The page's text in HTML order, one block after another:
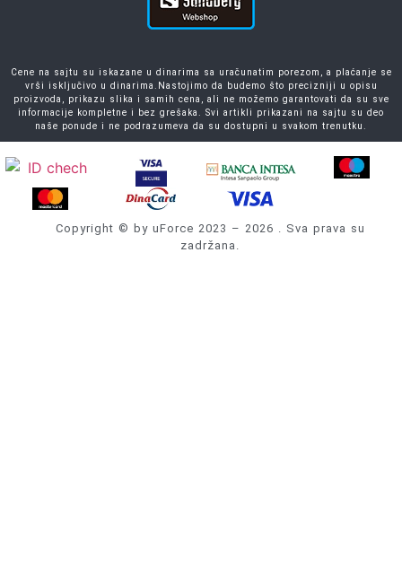
Cene na sajtu su iskazane u dinarima sa uračunatim porezom, a plaćanje se
vrši isključivo u dinarima.Nastojimo da budemo što precizniji u opisu
proizvoda, prikazu slika i samih cena, ali ne možemo garantovati da su sve
informacije kompletne i bez grešaka. Svi artikli prikazani na sajtu su deo
naše ponude i ne podrazumeva da su dostupni u svakom trenutku.
Copyright © by uForce 2023 – 2026 . Sva prava su
zadržana.